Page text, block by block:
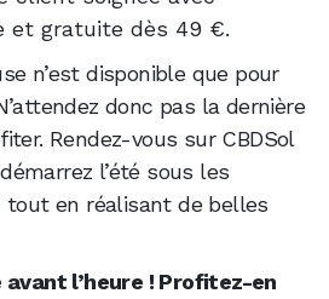
et gratuite dès 49 €.
n’est disponible que pour
donc pas la dernière
Rendez-vous sur CBDSol
l’été sous les
tout en réalisant de belles
avant l’heure ! Profitez-en